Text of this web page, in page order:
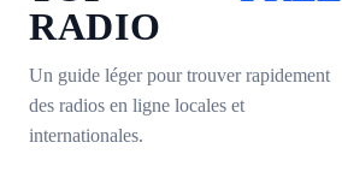
RADIO
Un guide léger pour trouver rapidement
des radios en ligne locales et
internationales.